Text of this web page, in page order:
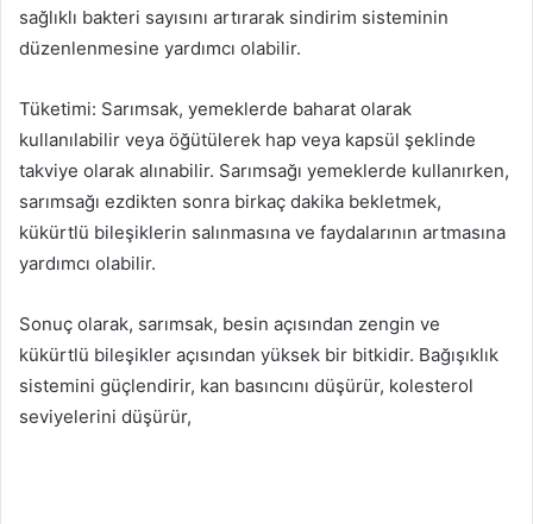
sağlıklı bakteri sayısını artırarak sindirim sisteminin
düzenlenmesine yardımcı olabilir.
Tüketimi: Sarımsak, yemeklerde baharat olarak
kullanılabilir veya öğütülerek hap veya kapsül şeklinde
takviye olarak alınabilir. Sarımsağı yemeklerde kullanırken,
sarımsağı ezdikten sonra birkaç dakika bekletmek,
kükürtlü bileşiklerin salınmasına ve faydalarının artmasına
yardımcı olabilir.
Sonuç olarak, sarımsak, besin açısından zengin ve
kükürtlü bileşikler açısından yüksek bir bitkidir. Bağışıklık
sistemini güçlendirir, kan basıncını düşürür, kolesterol
seviyelerini düşürür,